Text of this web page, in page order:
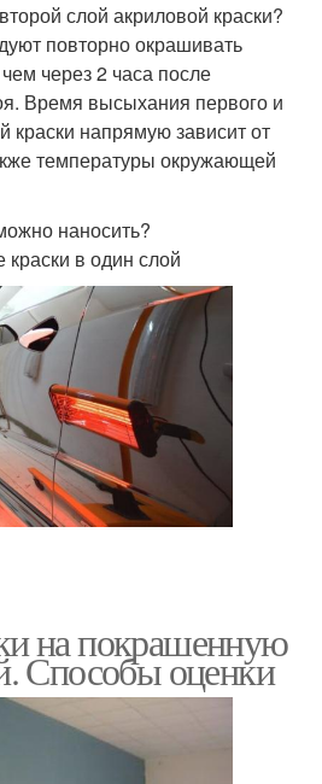
слой акриловой краски?
повторно окрашивать
через 2 часа после
Время высыхания первого и
краски напрямую зависит от
температуры окружающей
наносить?
в один слой
на покрашенную
Способы оценки